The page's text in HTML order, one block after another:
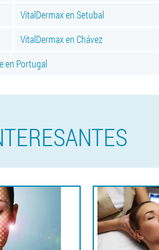
VitalDermax en Setubal
VitalDermax en Chávez
en Portugal